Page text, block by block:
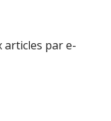
articles par e-